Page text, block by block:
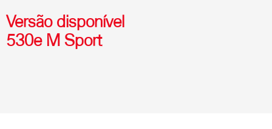
Versão disponível
530e M Sport